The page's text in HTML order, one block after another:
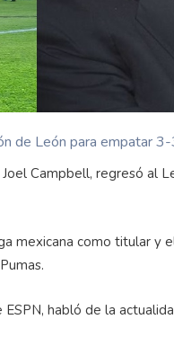
de León para empatar
Campbell, regresó al
mexicana como titular y
habló de la